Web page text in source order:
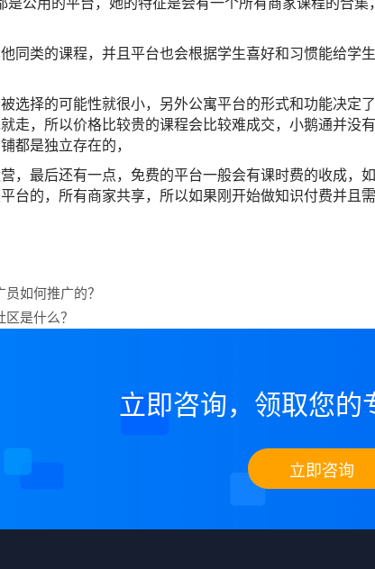
是公用的平台，她的特征是会有一个所有商家课程的合
同类的课程，并且平台也会根据学生喜好和习惯能给学
选择的可能性就很小，另外公寓平台的形式和功能决定
走， 所以价格比较贵的课程会比较难成交，小鹅通并没
都是独立存在的，
，最后还有一点，免费的平台一般会有课时费的收成，
台的， 所有商家共享，所以如果刚开始做知识付费并且
如何推广的？
是什么？
立即咨询，领取您的
立即咨询